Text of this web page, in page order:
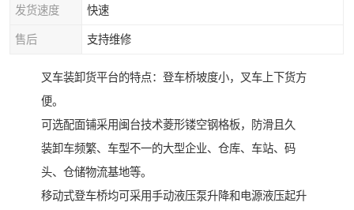
发货速度 快速
售后 支持维修
叉车装卸货平台的特点：登车桥坡度小，叉车上下货方
便。
可选配面铺采用闽台技术菱形镂空钢格板，防滑且久
装卸车频繁、车型不一的大型企业、仓库、车站、码
头、仓储物流基地等。
移动式登车桥均可采用手动液压泵升降和电源液压起升